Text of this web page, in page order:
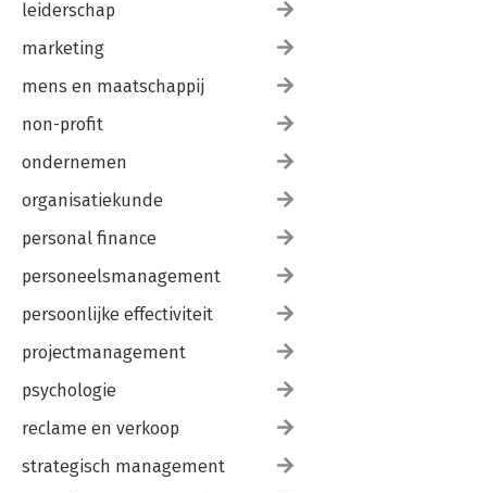
leiderschap
marketing
mens en maatschappij
non-profit
ondernemen
organisatiekunde
personal finance
personeelsmanagement
persoonlijke effectiviteit
projectmanagement
psychologie
reclame en verkoop
strategisch management